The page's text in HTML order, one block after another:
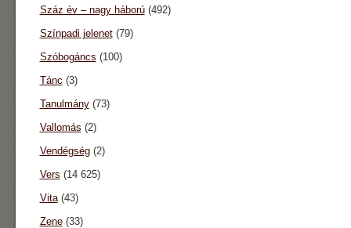
Száz év – nagy háború(492)
Színpadi jelenet(79)
Szóbogáncs (100)
Tánc (3)
Tanulmány(73)
Vallomás (2)
Vendégség(2)
Vers (14 625)
Vita(43)
Zene(33)